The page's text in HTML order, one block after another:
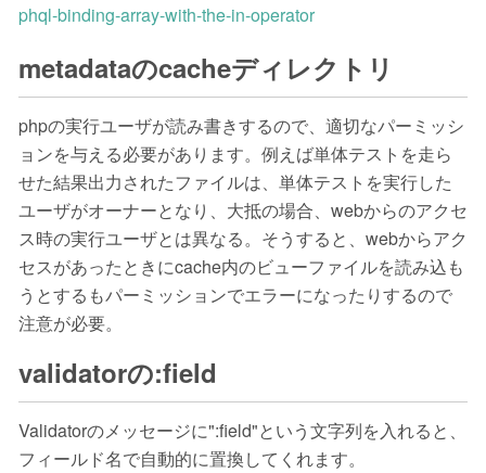
phql-binding-array-with-the-in-operator
metadataのcacheディレクトリ
phpの実行ユーザが読み書きするので、適切なパーミッシ
ョンを与える必要があります。例えば単体テストを走ら
せた結果出力されたファイルは、単体テストを実行した
ユーザがオーナーとなり、大抵の場合、webからのアクセ
ス時の実行ユーザとは異なる。そうすると、webからアク
セスがあったときにcache内のビューファイルを読み込も
うとするもパーミッションでエラーになったりするので
注意が必要。
validatorの:field
Validatorのメッセージに":field"という文字列を入れると、
フィールド名で自動的に置換してくれます。